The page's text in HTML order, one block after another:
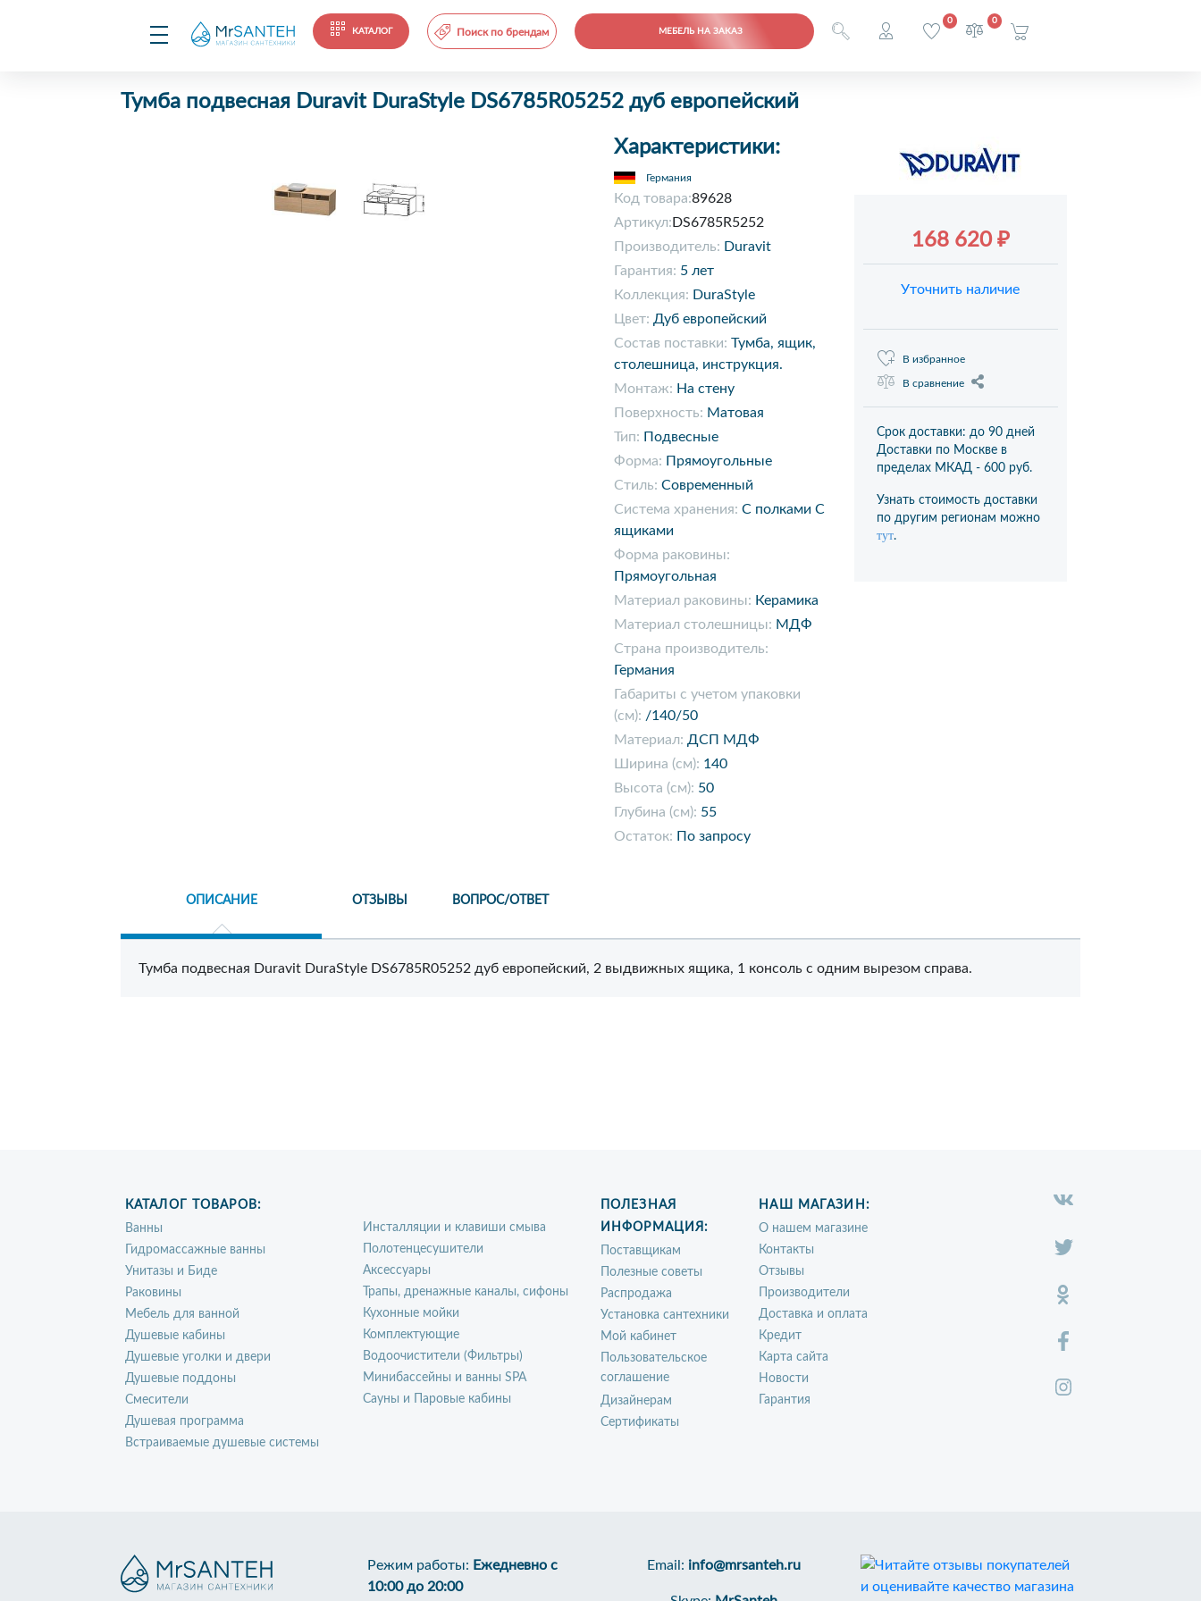
КАТАЛОГ Поиск по брендам МЕБЕЛЬ НА ЗАКАЗ
0 0
Тумба подвесная Duravit DuraStyle DS6785R05252 дуб европейский
Характеристики:
Германия
Код товара:89628
Артикул: DS6785R5252
Производитель: Duravit
Гарантия: 5 лет
Коллекция: DuraStyle
Цвет: Дуб европейский
Состав поставки: Тумба, ящик,
столешница, инструкция.
Монтаж: На стену
Поверхность: Матовая
Тип: Подвесные
Форма: Прямоугольные
Стиль: Современный
Система хранения: С полками С
ящиками
Форма раковины:
Прямоугольная
Материал раковины: Керамика
Материал столешницы: МДФ
Страна производитель:
Германия
Габариты с учетом упаковки
(см): /140/50
Материал: ДСП МДФ
Ширина (см): 140
Высота (см): 50
Глубина (см): 55
Остаток: По запросу
168 620 ₽
Уточнить наличие
В избранное
В сравнение
Срок доставки: до 90 дней
Доставки по Москве в
пределах МКАД - 600 руб.
Узнать стоимость доставки
по другим регионам можно
тут.
ОПИСАНИЕ ОТЗЫВЫ ВОПРОС/ОТВЕТ
Тумба подвесная Duravit DuraStyle DS6785R05252 дуб европейский, 2 выдвижных ящика, 1 консоль с одним вырезом справа.
КАТАЛОГ ТОВАРОВ:
Ванны
Гидромассажные ванны
Унитазы и Биде
Раковины
Мебель для ванной
Душевые кабины
Душевые уголки и двери
Душевые поддоны
Смесители
Душевая программа
Встраиваемые душевые системы
Инсталляции и клавиши смыва
Полотенцесушители
Аксессуары
Трапы, дренажные каналы, сифоны
Кухонные мойки
Комплектующие
Водоочистители (Фильтры)
Минибассейны и ванны SPA
Сауны и Паровые кабины
ПОЛЕЗНАЯ
ИНФОРМАЦИЯ:
Поставщикам
Полезные советы
Распродажа
Установка сантехники
Мой кабинет
Пользовательское
соглашение
Дизайнерам
Сертификаты
НАШ МАГАЗИН:
О нашем магазине
Контакты
Отзывы
Производители
Доставка и оплата
Кредит
Карта сайта
Новости
Гарантия
Режим работы: Ежедневно с
10:00 до 20:00
Email: info@mrsanteh.ru